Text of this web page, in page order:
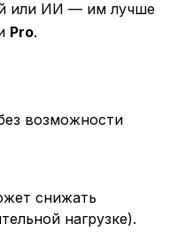
или ИИ — им лучше
Pro.
возможности
снижать
нагрузке).